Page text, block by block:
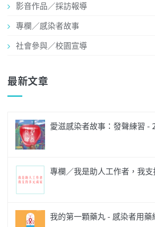
影音作品／採訪報導
專欄／感染者故事
社會參與／校園宣導
最新文章
愛滋感染者故事：發聲練習 -
專欄／我是助人工作者，我
我的第一顆藥丸 - 感染者用藥